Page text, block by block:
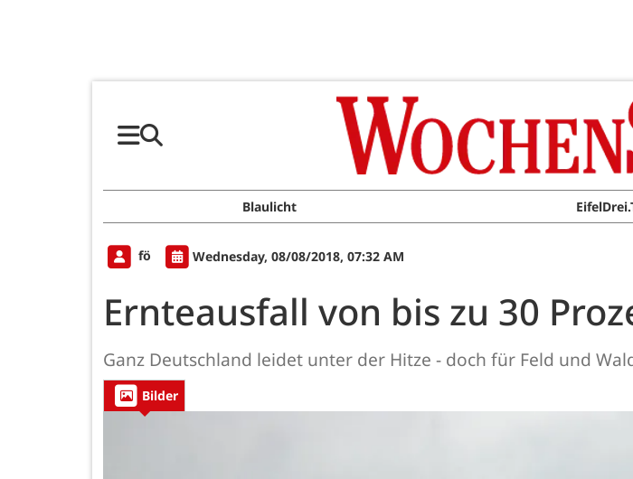
Blaulicht
fö Wednesday, 08/08/2018, 07:32 AM
Ernteausfall von bis zu 30
Ganz Deutschland leidet unter der Hitze - doch für Feld und
Bilder